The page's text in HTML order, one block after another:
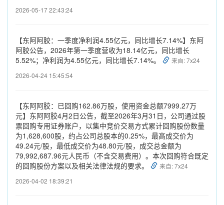
2026-05-17 22:43:24
【东阿阿胶：一季度净利润4.55亿元，同比增长7.14%】东阿
阿胶公告，2026年第一季度营收为18.14亿元，同比增长
5.52%；净利润为4.55亿元，同比增长7.14%。
来自: 7x24
2026-04-24 15:45:54
【东阿阿胶：已回购162.86万股，使用资金总额7999.27万
元】东阿阿胶4月2日公告，截至2026年3月31日，公司通过股
票回购专用证券账户，以集中竞价交易方式累计回购股份数量
为1,628,600股，约占公司总股本的0.25%，最高成交价为
49.24元/股，最低成交价为48.80元/股，成交总金额为
79,992,687.96元人民币（不含交易费用）。本次回购符合既定
的回购股份方案以及相关法律法规的要求。
来自: 7x24
2026-04-02 18:39:21